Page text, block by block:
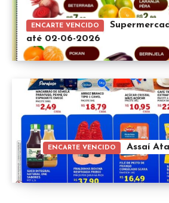
ENCARTE VENCIDO
até 02-06-2026
ENCARTE VENCIDO
Assaí